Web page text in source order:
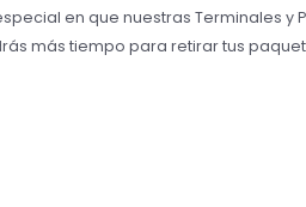
en que nuestras Terminales y
más tiempo para retirar tus